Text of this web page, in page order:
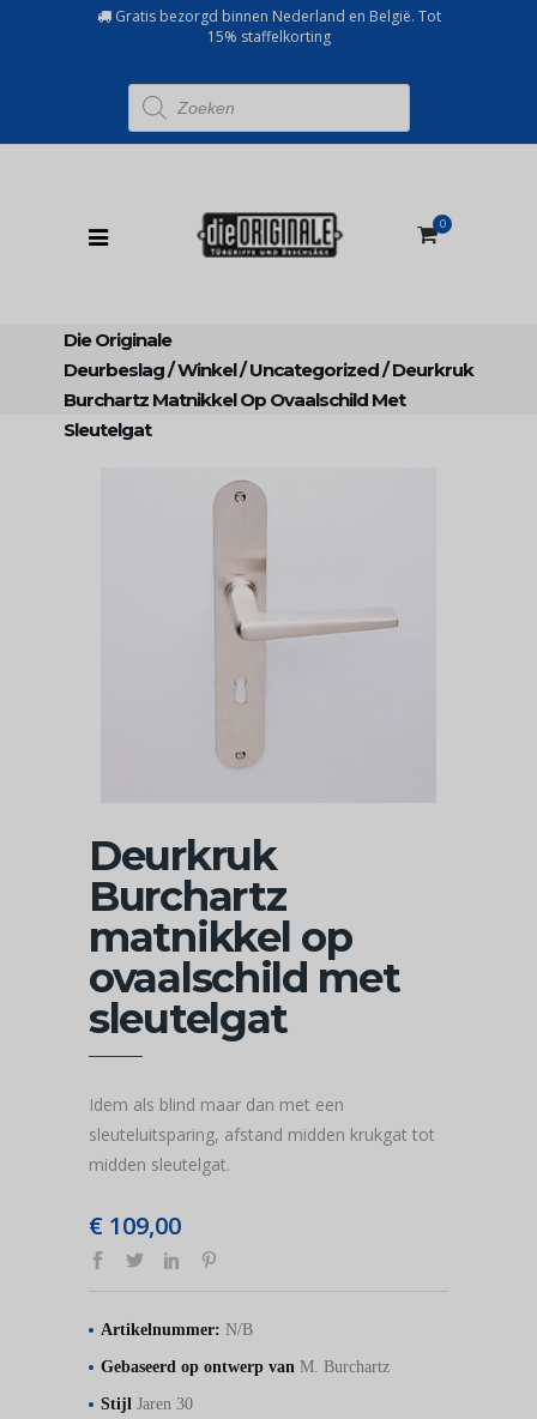
Gratis bezorgd binnen Nederland en België. Tot
15% staffelkorting
Producten
zoeken
0
Die Originale
Deurbeslag/Winkel/Uncategorized/Deurkruk
Burchartz Matnikkel Op Ovaalschild Met
Sleutelgat
Deurkruk
Burchartz
matnikkel op
ovaalschild met
sleutelgat
Idem als blind maar dan met een
sleuteluitsparing, afstand midden krukgat tot
midden sleutelgat.
€ 109,00
Artikelnummer: N/B
Gebaseerd op ontwerp van M. Burchartz
Stijl Jaren 30